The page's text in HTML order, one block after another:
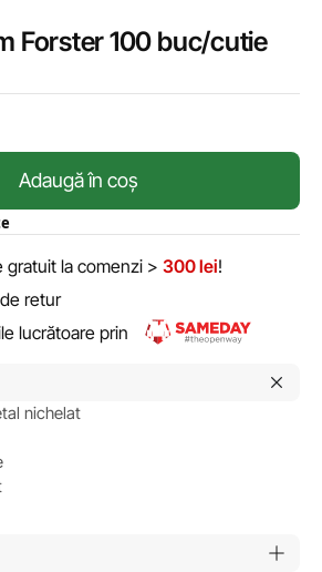
Forster 100 buc/cutie
Adaugă în coș
la comenzi > 300 lei!
retur
lucrătoare prin
nichelat